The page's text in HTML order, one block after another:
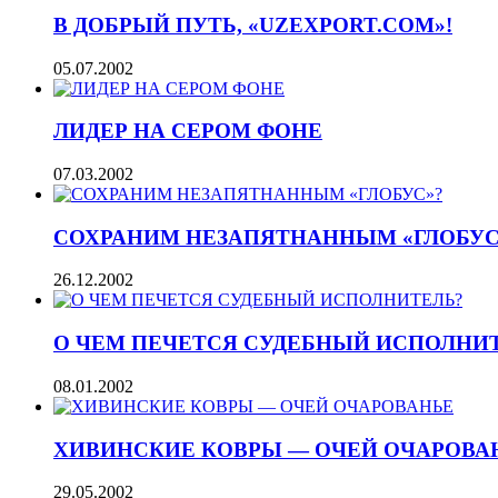
В ДОБРЫЙ ПУТЬ, «UZEXPORT.COM»!
05.07.2002
ЛИДЕР НА СЕРОМ ФОНЕ
07.03.2002
СОХРАНИМ НЕЗАПЯТНАННЫМ
26.12.2002
О ЧЕМ ПЕЧЕТСЯ СУДЕБНЫЙ
08.01.2002
ХИВИНСКИЕ КОВРЫ — ОЧЕЙ
29.05.2002